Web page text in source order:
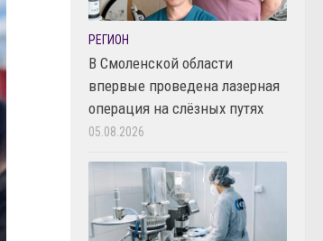
РЕГИОН
В Смоленской области
впервые проведена лазерная
операция на слёзных путях
05.08.2026